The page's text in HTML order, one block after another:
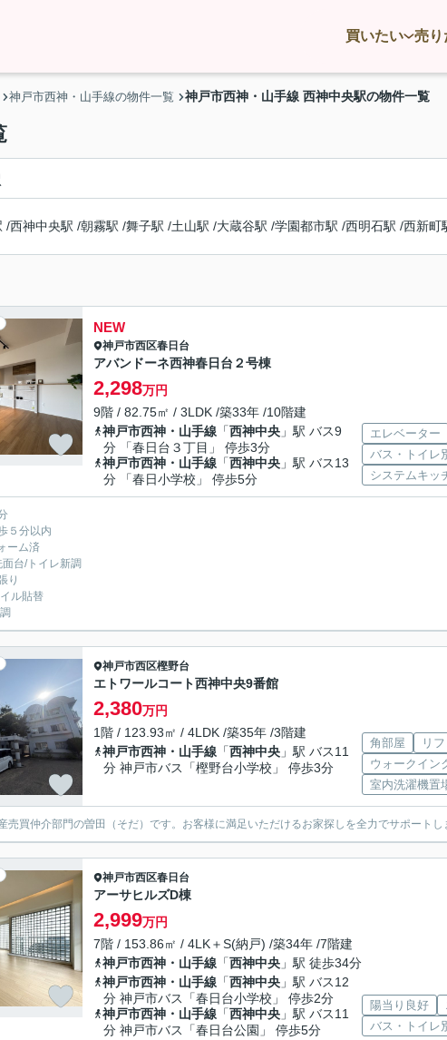
買いたい 売り
神戸市西神・山手線の物件一覧 神戸市西神・山手線 西神中央駅の物件一覧
/西神中央駅 /朝霧駅 /舞子駅 /土山駅 /大蔵谷駅 /学園都市駅 /西明石駅 /西新町
NEW
神戸市西区春日台
アバンドーネ西神春日台２号棟
2,298万円
9階 / 82.75㎡ / 3LDK /築33年 /10階建
神戸市西神・山手線 「西神中央 」駅 バス9
分 「春日台３丁目」 停歩3分
神戸市西神・山手線 「西神中央 」駅 バス13
分 「春日小学校」 停歩5分
エレベーター
バス・トイレ
システムキッ
５分以内
ーム済
面台/トイレ新調
り
ル貼替
神戸市西区樫野台
エトワールコート西神中央9番館
2,380万円
1階 / 123.93㎡ / 4LDK /築35年 /3階建
神戸市西神・山手線 「西神中央 」駅 バス11
分 神戸市バス「樫野台小学校」 停歩3分
角部屋
リ
ウォークイン
室内洗濯機置
売買仲介部門の曽田（そだ）です。お客様に満足いただけるお家探しを全力でサポートし
神戸市西区春日台
アーサヒルズD棟
2,999万円
7階 / 153.86㎡ / 4LK＋S(納戸) /築34年 /7階建
神戸市西神・山手線 「西神中央 」駅 徒歩34分
神戸市西神・山手線 「西神中央 」駅 バス12
分 神戸市バス「春日台小学校」 停歩2分
神戸市西神・山手線 「西神中央 」駅 バス11
分 神戸市バス「春日台公園」 停歩5分
陽当り良好
バス・トイレ